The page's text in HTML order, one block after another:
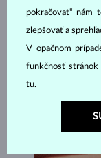
pokračovať“ nám
zlepšovať a
V opačnom
funkčnosť stránok
tu.